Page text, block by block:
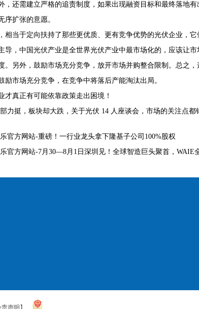
，还需建立严格的追责制度，如果出现融资目标和最终落地
序扩张的意愿。
相当于定向扶持了那些更优质、更有竞争优势的光伏企业，它
导，中国光伏产业是全世界光伏产业中最市场化的，应该让
。另外，鼓励市场充分竞争，放开市场并购整合限制。总之
励市场充分竞争，在竞争中将落后产能淘汰出局。
才真正有可能依靠政策走出困境！
力挺，板块却大跌，关于光伏 14 人座谈会，市场的关注点都
官方网站-重磅！一行业龙头拿下隆基子公司100%股权
官方网站-7月30—8月1日深圳见！全球智造巨头聚首，WAIE
责声明】